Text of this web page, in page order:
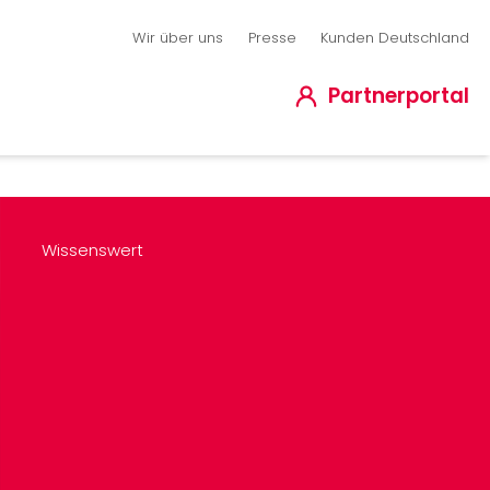
Wir über uns Presse Kunden Deutschland
Partnerportal
Wissenswert